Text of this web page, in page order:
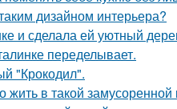
дизайном интерьера?
и сделала ей уютный
переделывает.
"Крокодил".
жить в такой замусоренной